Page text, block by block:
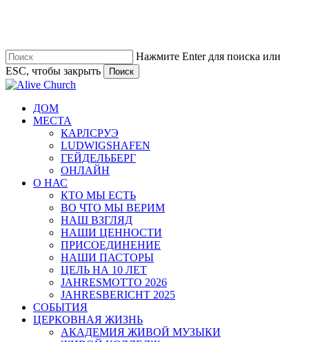
содержанию
Нажмите Enter для поиска или
ESC, чтобы закрыть
Поиск
Закрыть
Меню ДОМ
МЕСТА
КАРЛСРУЭ
LUDWIGSHAFEN
ГЕЙДЕЛЬБЕРГ
ОНЛАЙН
О НАС
КТО МЫ ЕСТЬ
ВО ЧТО МЫ ВЕРИМ
НАШ ВЗГЛЯД
НАШИ ЦЕННОСТИ
ПРИСОЕДИНЕНИЕ
НАШИ ПАСТОРЫ
ЦЕЛЬ НА 10 ЛЕТ
JAHRESMOTTO 2026
JAHRESBERICHT 2025
СОБЫТИЯ
ЦЕРКОВНАЯ ЖИЗНЬ
АКАДЕМИЯ ЖИВОЙ МУЗЫКИ